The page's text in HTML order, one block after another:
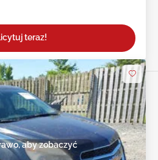
teraz!
aby zobaczyć